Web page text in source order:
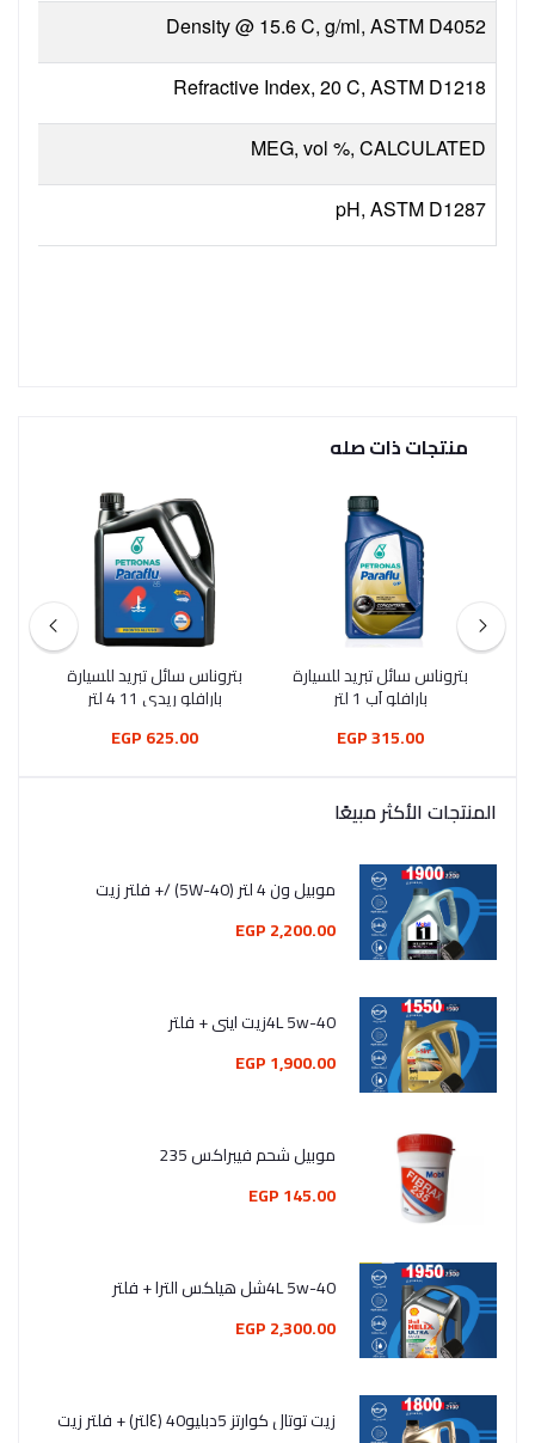
Density @ 15.6 C, g/ml, ASTM D4052
Refractive Index, 20 C, ASTM D1218
MEG, vol %, CALCULATED
pH, ASTM D1287
منتجات ذات صله
بتروناس سائل تبريد للسيارة
بارافلو اَب 1 لتر
315.00 EGP
بتروناس سائل تبريد للسيارة
بارافلو ريدي 11 4 لتر
625.00 EGP
المنتجات الأكثر مبيعًا
موبيل ون 4 لتر (5W-40) /+ فلتر زيت
2,200.00 EGP
4L 5w-40زيت اينى + فلتر
1,900.00 EGP
موبيل شحم فيبراكس 235
145.00 EGP
4L 5w-40شل هيلكس الترا + فلتر
2,300.00 EGP
زيت توتال كوارتز 5دبليو40 (٤لتر) + فلتر زيت